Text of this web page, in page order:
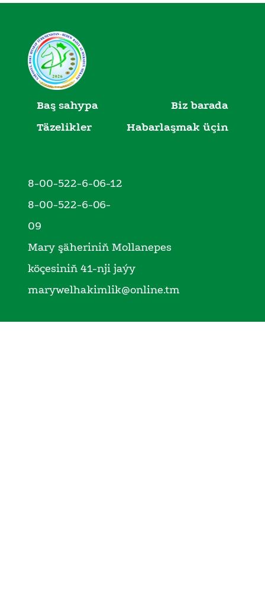
Baş sahypa
Biz barada
Täzelikler
Habarlaşmak üçin
8-00-522-6-06-12
8-00-522-6-06-
09
Mary şäheriniň Mollanepes
köçesiniň 41-nji jaýy
marywelhakimlik@online.tm